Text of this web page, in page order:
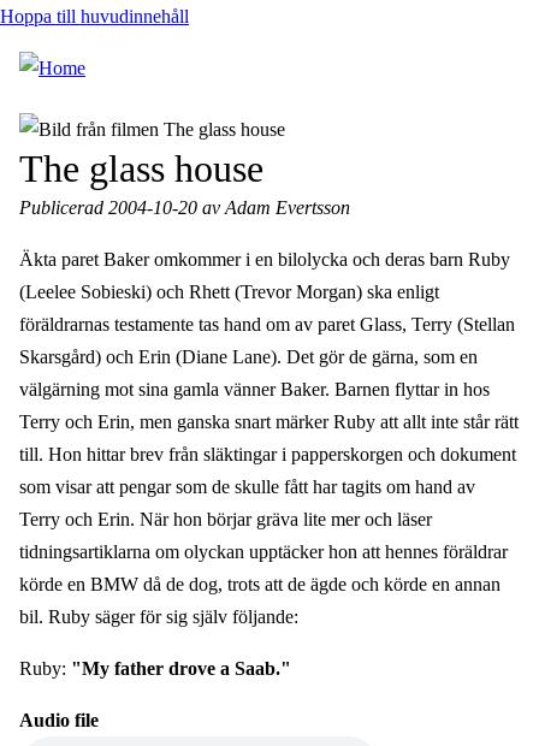
Hoppa till huvudinnehåll
The glass house
Publicerad 2004-10-20 av Adam Evertsson
Äkta paret Baker omkommer i en bilolycka och deras barn Ruby
(Leelee Sobieski) och Rhett (Trevor Morgan) ska enligt
föräldrarnas testamente tas hand om av paret Glass, Terry (Stellan
Skarsgård) och Erin (Diane Lane). Det gör de gärna, som en
välgärning mot sina gamla vänner Baker. Barnen flyttar in hos
Terry och Erin, men ganska snart märker Ruby att allt inte står rätt
till. Hon hittar brev från släktingar i papperskorgen och dokument
som visar att pengar som de skulle fått har tagits om hand av
Terry och Erin. När hon börjar gräva lite mer och läser
tidningsartiklarna om olyckan upptäcker hon att hennes föräldrar
körde en BMW då de dog, trots att de ägde och körde en annan
bil. Ruby säger för sig själv följande:
Ruby: "My father drove a Saab."
Audio file